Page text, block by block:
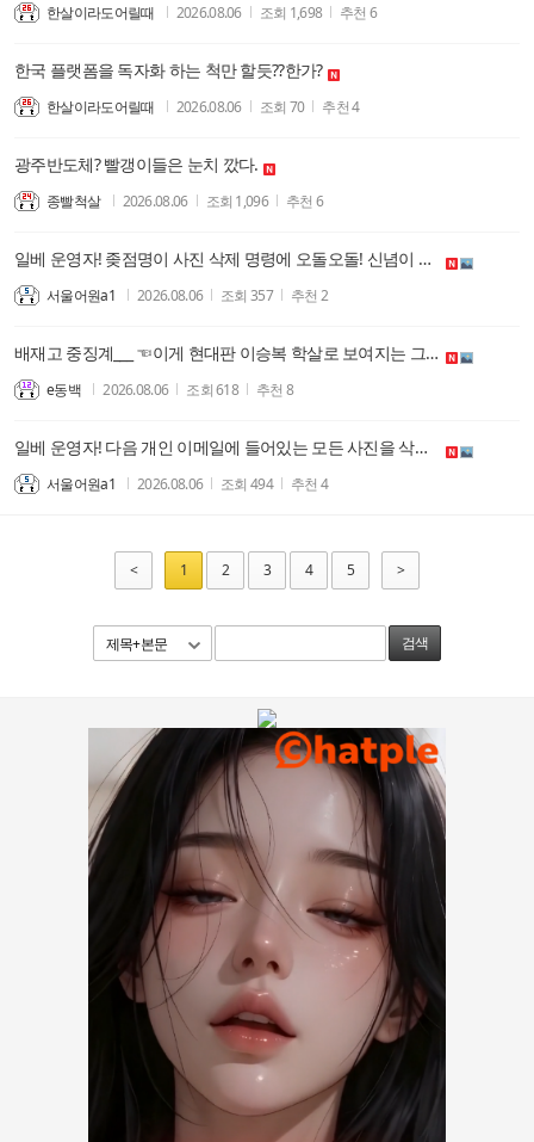
한살이라도어릴때 2026.08.06 조회 1,698 추천 6
한국 플랫폼을 독자화 하는 척만 할듯??한가?
한살이라도어릴때 2026.08.06 조회 70 추천4
광주반도체? 빨갱이들은 눈치 깠다.
종빨척살 2026.08.06 조회 1,096 추천 6
일베 운영자! 좆점명이 사진 삭제 명령에 오돌오돌! 신념이 없는 빙신들은 평생을 아첨과 아부로 세상과 정권에 굴복하며 비굴하게 살아간다. 지조없는 것들! 복원된 사진 올려줄게! 그런데 하는 꼬라지 봐라! 사진 화이트 처리는 하는 것 봐라!
서울어원a1 2026.08.06 조회 357 추천 2
배재고 중징계___ ☜이게 현대판 이승복 학살로 보여지는 그 이유 !!!
e동백 2026.08.06 조회618 추천 8
일베 운영자! 다음 개인 이메일에 들어있는 모든 사진을 삭제했네! 이거 존나게 심각한 범죄 행위인데! 그리고 보시다시피 사진 자료를 모두 화이트 처리했구나! 범죄 조직인데! 좆점명이 개새끼한테 경고한다. 표현의 자유를 검열하는 이런 짓거리하면 뒈진다.
서울어원a1 2026.08.06 조회 494 추천 4
< 1 2 3 4 5 >
제목+본문 검색